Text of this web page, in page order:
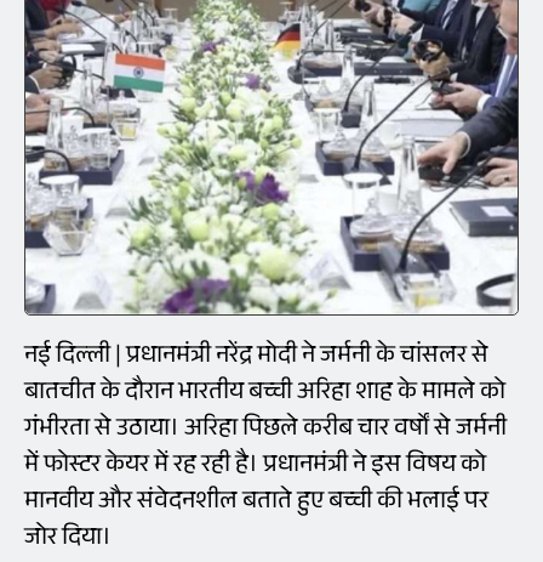
नई दिल्ली | प्रधानमंत्री नरेंद्र मोदी ने जर्मनी के चांसलर से
बातचीत के दौरान भारतीय बच्ची अरिहा शाह के मामले को
गंभीरता से उठाया। अरिहा पिछले करीब चार वर्षों से जर्मनी
में फोस्टर केयर में रह रही है। प्रधानमंत्री ने इस विषय को
मानवीय और संवेदनशील बताते हुए बच्ची की भलाई पर
जोर दिया।